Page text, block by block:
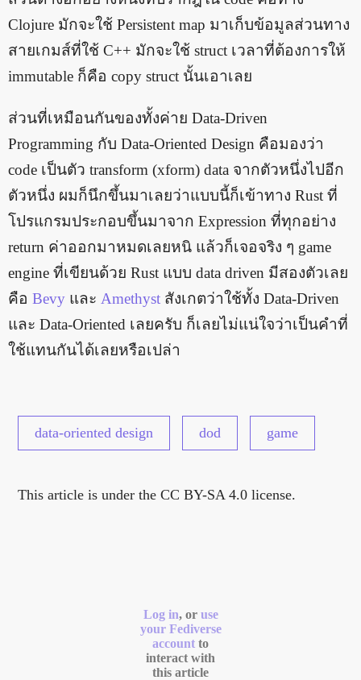
Clojure มักจะใช้ Persistent map มาเก็บข้อมูลส่วนทาง
สายเกมส์ที่ใช้ C++ มักจะใช้ struct เวลาที่ต้องการให้
immutable ก็คือ copy struct นั้นเอาเลย
ส่วนที่เหมือนกันของทั้งค่าย Data-Driven
Programming กับ Data-Oriented Design คือมองว่า
code เป็นตัว transform (xform) data จากตัวหนึ่งไปอีก
ตัวหนึ่ง ผมก็นึกขึ้นมาเลยว่าแบบนี้ก็เข้าทาง Rust ที่
โปรแกรมประกอบขึ้นมาจาก Expression ที่ทุกอย่าง
return ค่าออกมาหมดเลยหนิ แล้วก็เจอจริง ๆ game
engine ที่เขียนด้วย Rust แบบ data driven มีสองตัวเลย
คือ Bevyและ Amethystสังเกตว่าใช้ทั้ง Data-Driven
และ Data-Oriented เลยครับ ก็เลยไม่แน่ใจว่าเป็นคำที่
ใช้แทนกันได้เลยหรือเปล่า
data-oriented design dod game
This article is under the CC BY-SA 4.0 license.
Log in, or use
your Fediverse
account to
interact with
this article